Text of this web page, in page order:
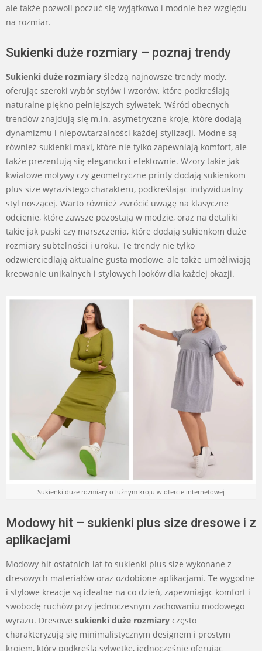
ale także pozwoli poczuć się wyjątkowo i modnie bez względu
na rozmiar.
Sukienki duże rozmiary – poznaj trendy
Sukienki duże rozmiary śledzą najnowsze trendy mody,
oferując szeroki wybór stylów i wzorów, które podkreślają
naturalne piękno pełniejszych sylwetek. Wśród obecnych
trendów znajdują się m.in. asymetryczne kroje, które dodają
dynamizmu i niepowtarzalności każdej stylizacji. Modne są
również sukienki maxi, które nie tylko zapewniają komfort, ale
także prezentują się elegancko i efektownie. Wzory takie jak
kwiatowe motywy czy geometryczne printy dodają sukienkom
plus size wyrazistego charakteru, podkreślając indywidualny
styl noszącej. Warto również zwrócić uwagę na klasyczne
odcienie, które zawsze pozostają w modzie, oraz na detaliki
takie jak paski czy marszczenia, które dodają sukienkom duże
rozmiary subtelności i uroku. Te trendy nie tylko
odzwierciedlają aktualne gusta modowe, ale także umożliwiają
kreowanie unikalnych i stylowych looków dla każdej okazji.
Sukienki duże rozmiary o luźnym kroju w ofercie internetowej
Modowy hit – sukienki plus size dresowe i z
aplikacjami
Modowy hit ostatnich lat to sukienki plus size wykonane z
dresowych materiałów oraz ozdobione aplikacjami. Te wygodne
i stylowe kreacje są idealne na co dzień, zapewniając komfort i
swobodę ruchów przy jednoczesnym zachowaniu modowego
wyrazu. Dresowe sukienki duże rozmiary często
charakteryzują się minimalistycznym designem i prostym
krojem, który podkreśla sylwetkę, jednocześnie oferując